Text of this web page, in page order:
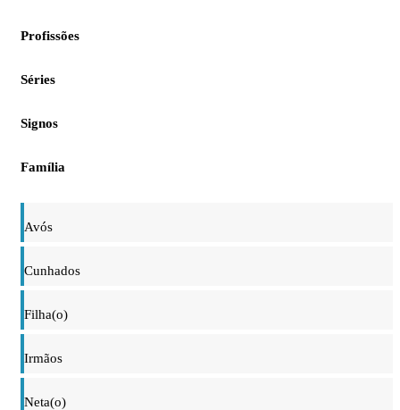
Profissões
Séries
Signos
Família
Avós
Cunhados
Filha(o)
Irmãos
Neta(o)